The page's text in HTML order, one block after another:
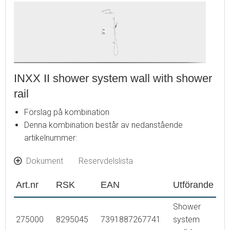
130348 taksil Ø300 mm
S600198 duschslang 1500 mm
INXX II shower system wall with shower
rail
Förslag på kombination
Denna kombination består av nedanstående
artikelnummer:
Dokument Reservdelslista
Art.nr RSK EAN Utförande
275000 8295045 7391887267741
Shower
system